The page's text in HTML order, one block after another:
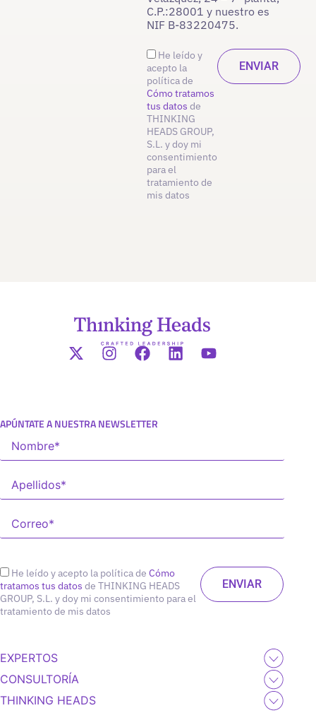
C.P.:28001 y nuestro es
NIF B-83220475.
He leído y
acepto la
política de
Cómo tratamos
tus datos de
THINKING
HEADS GROUP,
S.L. y doy mi
consentimiento
para el
tratamiento de
mis datos
APÚNTATE A NUESTRA NEWSLETTER
He leído y acepto la política de Cómo
tratamos tus datos de THINKING HEADS
GROUP, S.L. y doy mi consentimiento para el
tratamiento de mis datos
EXPERTOS
CONSULTORÍA
THINKING HEADS